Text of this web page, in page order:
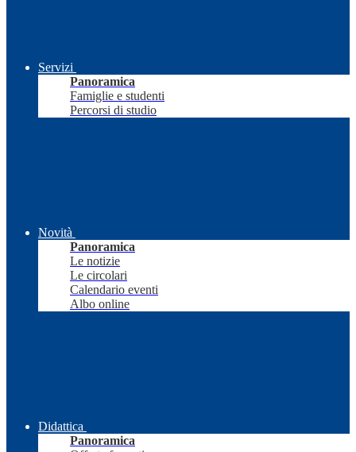
Servizi
Panoramica
Famiglie e studenti
Percorsi di studio
Novità
Panoramica
Le notizie
Le circolari
Calendario eventi
Albo online
Didattica
Panoramica